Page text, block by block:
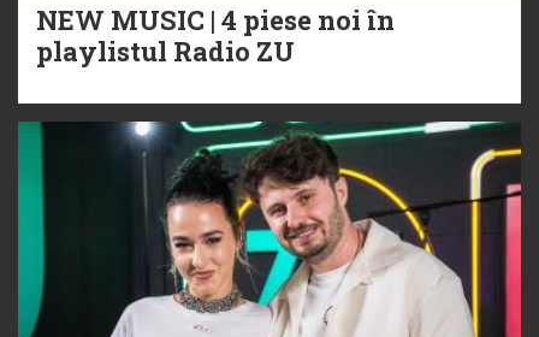
NEW MUSIC | 4 piese noi în
playlistul Radio ZU